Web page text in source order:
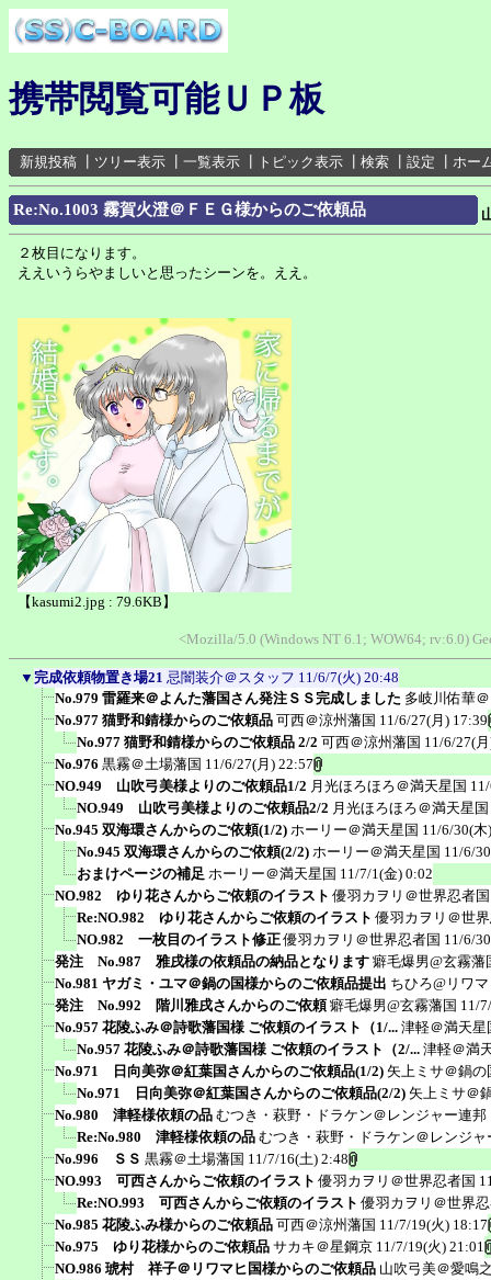
携帯閲覧可能ＵＰ板
新規投稿 ツリー表示 一覧表示 トピック表示 検索 設定 ホー
Re:No.1003 霧賀火澄＠ＦＥＧ様からのご依頼品
２枚目になります。
ええいうらやましいと思ったシーンを。ええ。
【kasumi2.jpg : 79.6KB】
<Mozilla/5.0 (Windows NT 6.1; WOW64; rv:6.0)
▼ 完成依頼物置き場21 忌闇装介＠スタッフ 11/6/7(火) 20:48
No.979 雷羅来＠よんた藩国さん発注ＳＳ完成しました 多岐川佑華
No.977 猫野和錆様からのご依頼品 可西＠涼州藩国 11/6/27(月) 17:39
No.977 猫野和錆様からのご依頼品 2/2 可西＠涼州藩国 11/6/27(
No.976 黒霧＠土場藩国 11/6/27(月) 22:57
NO.949 山吹弓美様よりのご依頼品1/2 月光ほろほろ＠満天星国
NO.949 山吹弓美様よりのご依頼品2/2 月光ほろほろ＠満天星国
No.945 双海環さんからのご依頼(1/2) ホーリー＠満天星国 11/6/30(木
No.945 双海環さんからのご依頼(2/2) ホーリー＠満天星国 11/6/
おまけページの補足 ホーリー＠満天星国 11/7/1(金) 0:02
NO.982 ゆり花さんからご依頼のイラスト 優羽カヲリ＠世界忍者国
Re:NO.982 ゆり花さんからご依頼のイラスト 優羽カヲリ＠世
NO.982 一枚目のイラスト修正 優羽カヲリ＠世界忍者国 11/6/
発注 No.987 雅戌様の依頼品の納品となります 癖毛爆男@玄霧藩
No.981 ヤガミ・ユマ＠鍋の国様からのご依頼品提出 ちひろ@リワ
発注 No.992 階川雅戌さんからのご依頼 癖毛爆男@玄霧藩国 11/
No.957 花陵ふみ＠詩歌藩国様 ご依頼のイラスト（1/... 津軽＠満天星
No.957 花陵ふみ＠詩歌藩国様 ご依頼のイラスト（2/... 津軽＠満
No.971 日向美弥＠紅葉国さんからのご依頼品(1/2) 矢上ミサ＠鍋の
No.971 日向美弥＠紅葉国さんからのご依頼品(2/2) 矢上ミサ＠
No.980 津軽様依頼の品 むつき・萩野・ドラケン＠レンジャー連邦
Re:No.980 津軽様依頼の品 むつき・萩野・ドラケン＠レンジャ
No.996 ＳＳ 黒霧＠土場藩国 11/7/16(土) 2:48
NO.993 可西さんからご依頼のイラスト 優羽カヲリ＠世界忍者国
Re:NO.993 可西さんからご依頼のイラスト 優羽カヲリ＠世界
No.985 花陵ふみ様からのご依頼品 可西＠涼州藩国 11/7/19(火) 18:17
No.975 ゆり花様からのご依頼品 サカキ＠星鋼京 11/7/19(火) 21:01
NO.986 琥村 祥子＠リワマヒ国様からのご依頼品 山吹弓美＠愛鳴